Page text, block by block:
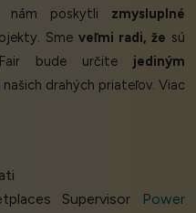
nám poskytli zmysluplné
Sme veľmi radi, že sú
Fair bude určite jediným
našich drahých priateľov. Viac
Supervisor
Power